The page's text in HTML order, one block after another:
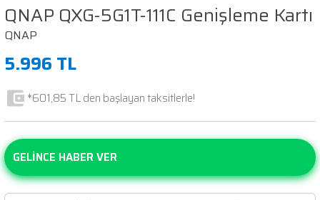
QNAP QXG-5G1T-111C Genişleme Kartı
QNAP
5.996 TL
*601,85 TL den başlayan taksitlerle!
GELİNCE HABER VER